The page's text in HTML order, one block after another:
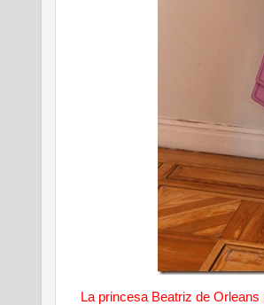
La princesa Beatriz de